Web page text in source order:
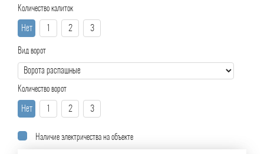
Количество калиток
Нет 1 2 3
Вид ворот
Количество ворот
Нет 1 2 3
Наличие электричества на объекте